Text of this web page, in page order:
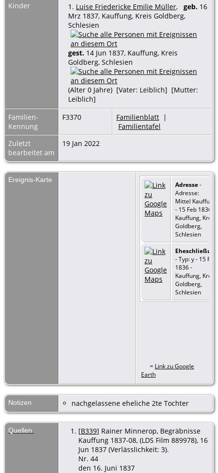
Kinder
1. Luise Friedericke Emilie Müller, geb. 16
Mrz 1837, Kauffung, Kreis Goldberg,
Schlesien
gest. 14 Jun 1837, Kauffung, Kreis
Goldberg, Schlesien
(Alter 0 Jahre) [Vater: Leiblich] [Mutter:
Leiblich]
Familien-
Kennung
F3370 Familienblatt |
Familientafel
Zuletzt
bearbeitet am
19 Jan 2022
Ereignis-Karte
Adresse-
Adresse:
Mittel Kauffung
- 15 Feb 1836 -
Kauffung, Kreis
Goldberg,
Schlesien
Eheschließung
- Typ: y - 15 Feb
1836 -
Kauffung, Kreis
Goldberg,
Schlesien
= Link zu Google
Earth
Notizen nachgelassene eheliche 2te Tochter
Quellen [B339] Rainer Minnerop, Begräbnisse
Kauffung 1837-08, (LDS Film 889978), 16
Jun 1837 (Verlässlichkeit: 3).
Nr. 44
den 16. Juni 1837